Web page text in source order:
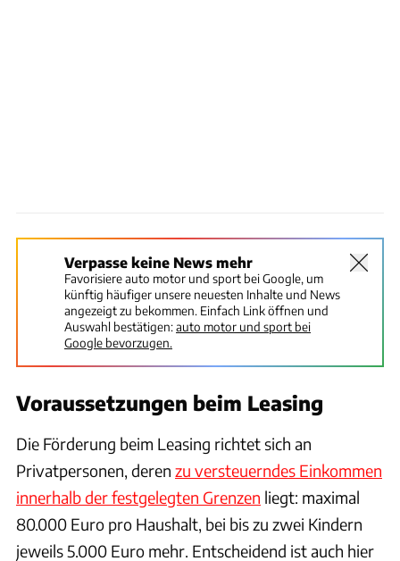
Verpasse keine News mehr
Favorisiere auto motor und sport bei Google, um
künftig häufiger unsere neuesten Inhalte und News
angezeigt zu bekommen. Einfach Link öffnen und
Auswahl bestätigen:auto motor und sport bei
Google bevorzugen.
Voraussetzungen beim Leasing
Die Förderung beim Leasing richtet sich an
Privatpersonen, deren zu versteuerndes Einkommen
innerhalb der festgelegten Grenzen liegt: maximal
80.000 Euro pro Haushalt, bei bis zu zwei Kindern
jeweils 5.000 Euro mehr. Entscheidend ist auch hier